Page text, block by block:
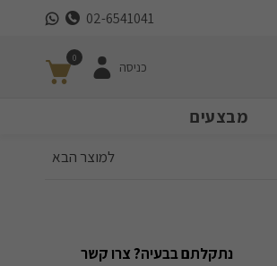
02-6541041
0
כניסה
מבצעים
למוצר הבא
נתקלתם בבעיה? צרו קשר